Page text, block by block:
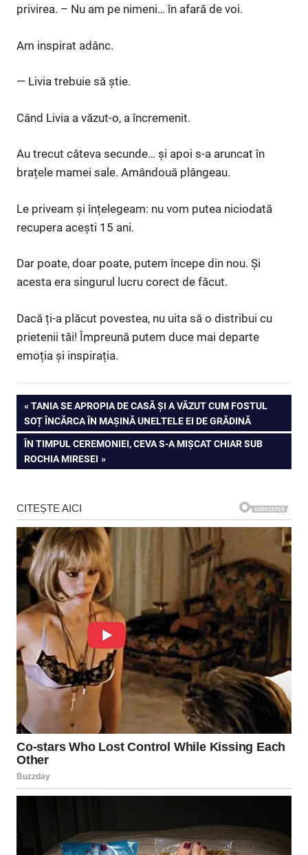
privirea. – Nu am pe nimeni… în afară de voi.
Am inspirat adânc.
— Livia trebuie să știe.
Când Livia a văzut-o, a încremenit.
Au trecut câteva secunde… și apoi s-a aruncat în
brațele mamei sale. Amândouă plângeau.
Le priveam și înțelegeam: nu vom putea niciodată
recupera acești 15 ani.
Dar poate, doar poate, putem începe din nou. Și
acesta era singurul lucru corect de făcut.
Dacă ți-a plăcut povestea, nu uita să o distribui cu
prietenii tăi! Împreună putem duce mai departe
emoția și inspirația.
Navigare
în
articole
PREVIOUS
POST:
TANIA SE APROPIA DE CASĂ ȘI A VĂZUT CUM FOSTUL
SOȚ ÎNCĂRCA ÎN MAȘINĂ UNELTELE EI DE GRĂDINĂ
NEXT
POST:
ÎN TIMPUL CEREMONIEI, CEVA S-A MIȘCAT CHIAR SUB
ROCHIA MIRESEI